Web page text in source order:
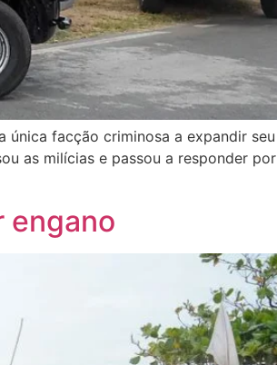
única facção criminosa a expandir seu
as milícias e passou a responder por
engano